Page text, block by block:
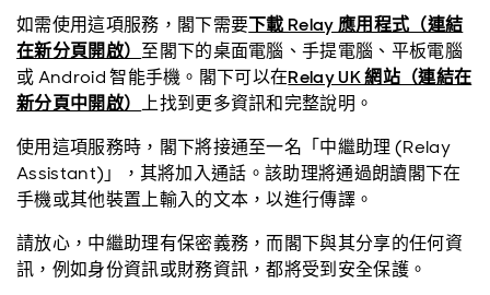
如需使用這項服務，閣下需要下載 Relay 應用程式（連結
在新分頁開啟） 至閣下的桌面電腦、手提電腦、平板電腦
或 Android 智能手機。閣下可以在Relay UK 網站（連結在
新分頁中開啟） 上找到更多資訊和完整說明。
使用這項服務時，閣下將接通至一名「中繼助理 (Relay
Assistant)」，其將加入通話。該助理將通過朗讀閣下在
手機或其他裝置上輸入的文本，以進行傳譯。
請放心，中繼助理有保密義務，而閣下與其分享的任何資
訊，例如身份資訊或財務資訊，都將受到安全保護。